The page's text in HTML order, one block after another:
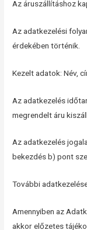
Az áruszállításhoz
Az adatkezelési
érdekében történik.
Kezelt adatok: Név,
Az adatkezelés
megrendelt áru
Az adatkezelés
bekezdés b) pont
További
Amennyiben az
akkor előzetes